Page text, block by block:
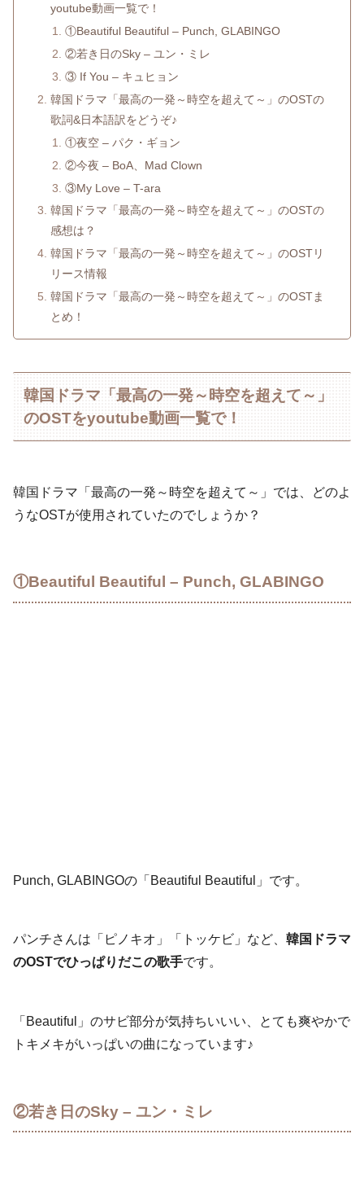
youtube動画一覧で！
①Beautiful Beautiful – Punch, GLABINGO
②若き日のSky – ユン・ミレ
③ If You – キュヒョン
韓国ドラマ「最高の一発～時空を超えて～」のOSTの
歌詞&日本語訳をどうぞ♪
①夜空 – パク・ギョン
②今夜 – BoA、Mad Clown
③My Love – T-ara
韓国ドラマ「最高の一発～時空を超えて～」のOSTの
感想は？
韓国ドラマ「最高の一発～時空を超えて～」のOSTリ
リース情報
韓国ドラマ「最高の一発～時空を超えて～」のOSTま
とめ！
韓国ドラマ「最高の一発～時空を超えて～」
のOSTをyoutube動画一覧で！
韓国ドラマ「最高の一発～時空を超えて～」では、どのよ
うなOSTが使用されていたのでしょうか？
①Beautiful Beautiful – Punch, GLABINGO
Punch, GLABINGOの「Beautiful Beautiful」です。
パンチさんは「ピノキオ」「トッケビ」など、 韓国ドラマ
のOSTでひっぱりだこの歌手です。
「Beautiful」のサビ部分が気持ちいいい、とても爽やかで
トキメキがいっぱいの曲になっています♪
②若き日のSky – ユン・ミレ